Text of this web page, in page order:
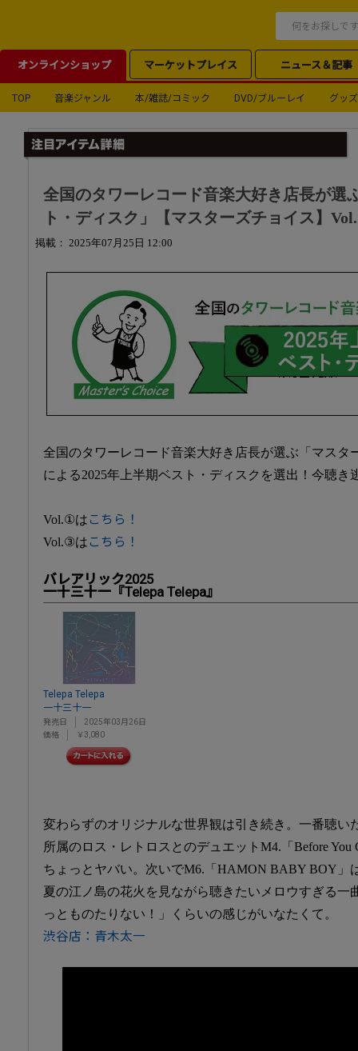
オンラインショップ マーケットプレイス ニュース＆記事
TOP 音楽ジャンル 本/雑誌/コミック DVD/ブルーレイ グッズ
全国のタワーレコード音楽大好き店長が選
ト・ディスク」【マスターズチョイス】
掲載： 2025年07月25日 12:00
全国のタワーレコード音楽大好き店長が選ぶ「マスタ
による2025年上半期ベスト・ディスクを選出！今聴き
Vol.①は こちら！
Vol.③は こちら！
バレアリック2025
一十三十一『Telepa Telepa』
Telepa Telepa
一十三十一
発売日
2025年03月26日
価格
￥3,080
変わらずのオリジナルな世界観は引き続き。一番聴い
所属のロス・レトロスとのデュエットM4.「Before
ちょっとヤバい。次いでM6.「HAMON BABY BOY」
夏の江ノ島の花火を見ながら聴きたいメロウすぎる一
っとものたりない！」くらいの感じがいなたくて。
渋谷店：青木太一